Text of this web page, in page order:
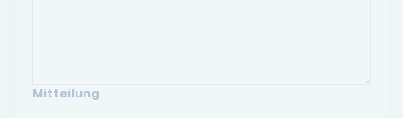
Mitteilung